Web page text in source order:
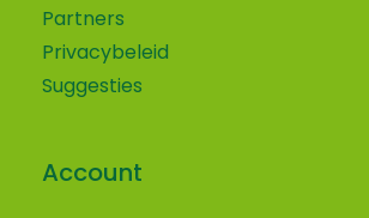
Partners
Privacybeleid
Suggesties
Account